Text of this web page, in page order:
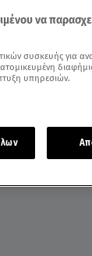
να
συσκευής για
υπηρεσιών.